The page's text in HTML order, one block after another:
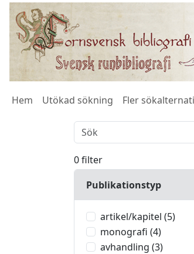
Hem Utökad sökning Fler
0 filter
Publikationstyp
artikel/kapitel (5)
monografi (4)
avhandling (3)